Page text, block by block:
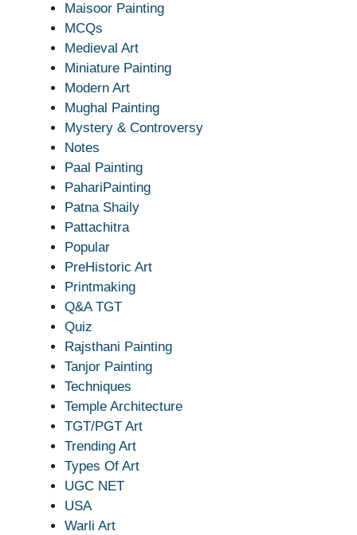
Maisoor Painting
MCQs
Medieval Art
Miniature Painting
Modern Art
Mughal Painting
Mystery & Controversy
Notes
Paal Painting
PahariPainting
Patna Shaily
Pattachitra
Popular
PreHistoric Art
Printmaking
Q&A TGT
Quiz
Rajsthani Painting
Tanjor Painting
Techniques
Temple Architecture
TGT/PGT Art
Trending Art
Types Of Art
UGC NET
USA
Warli Art